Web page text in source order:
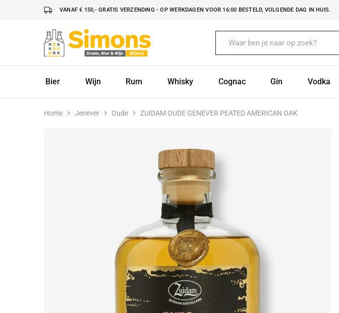
VANAF € 150,- GRATIS VERZENDING - OP WERKDAGEN VOOR 16:00 BESTELD, VOLGENDE DAG IN HUIS.
Simonsdrank.nl
Drank,
Bier
Bier
Wijn Rum Whisky Cognac Gin Vodka
Home Jenever Oude ZUIDAM OUDE GENEVER PEATED AMERICAN OAK